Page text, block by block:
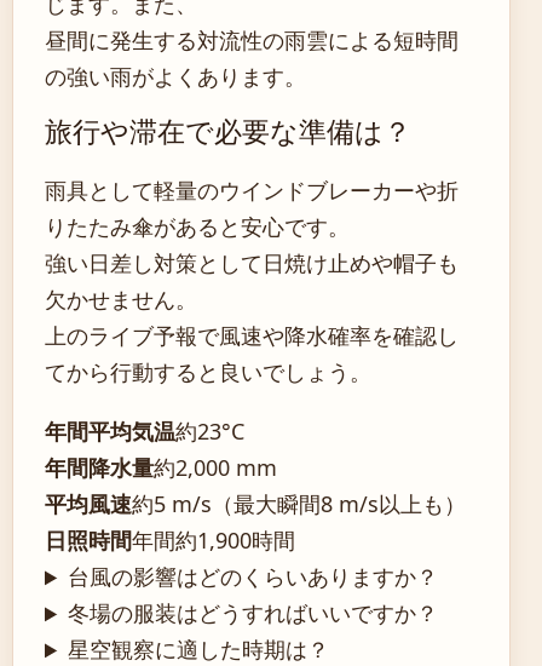
昼間に発生する対流性の雨雲による短時間
の強い雨がよくあります。
旅行や滞在で必要な準備は？
雨具として軽量のウインドブレーカーや折
りたたみ傘があると安心です。
強い日差し対策として日焼け止めや帽子も
欠かせません。
上のライブ予報で風速や降水確率を確認し
てから行動すると良いでしょう。
年間平均気温約23°C
年間降水量約2,000 mm
平均風速約5 m/s（最大瞬間8 m/s以上も）
日照時間年間約1,900時間
台風の影響はどのくらいありますか？
冬場の服装はどうすればいいですか？
星空観察に適した時期は？